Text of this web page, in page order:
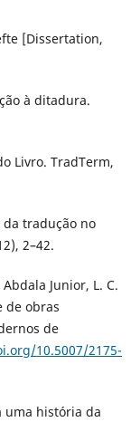
[Dissertation,
à ditadura.
Livro. TradTerm,
da tradução no
2–42.
Junior, L. C.
de obras
de
10.5007/2175-
uma história da